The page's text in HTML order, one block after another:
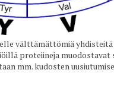
välttämättömiä
proteiineja muodostavat
mm. kudosten